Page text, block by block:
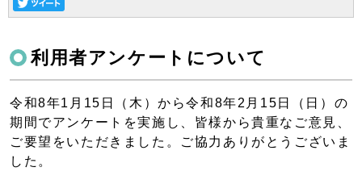
利用者アンケートについて
令和8年1月15日（木）から令和8年2月15日（日）の
期間でアンケートを実施し、皆様から貴重なご意見、
ご要望をいただきました。ご協力ありがとうございま
した。